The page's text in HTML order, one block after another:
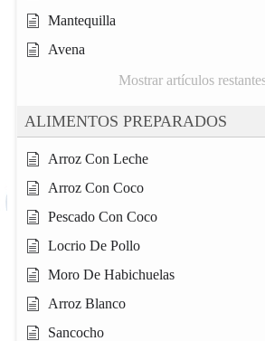
Mantequilla
Avena
Mostrar artículos
ALIMENTOS PREPARADOS
Arroz Con Leche
Arroz Con Coco
Pescado Con Coco
Locrio De Pollo
Moro De Habichuelas
Arroz Blanco
Sancocho